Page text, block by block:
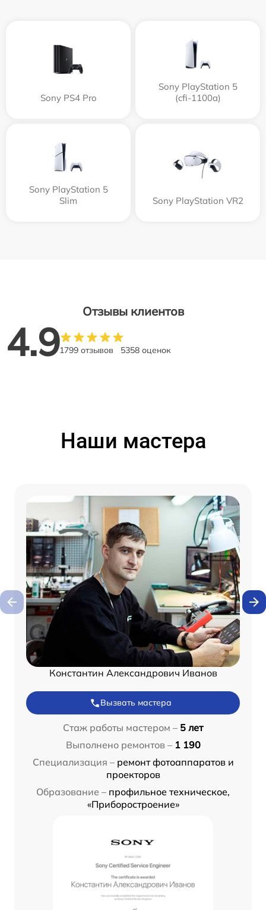
Sony PS4 Pro
Sony PlayStation 5
(cfi-1100a)
Sony PlayStation 5
Slim
Sony PlayStation VR2
Отзывы клиентов
4.91799 отзывов 5358 оценок
Наши мастера
Константин Александрович Иванов
Вызвать мастера
Стаж работы мастером – 5 лет
Выполнено ремонтов – 1 190
Специализация – ремонт фотоаппаратов и
проекторов
Образование – профильное техническое,
«Приборостроение»